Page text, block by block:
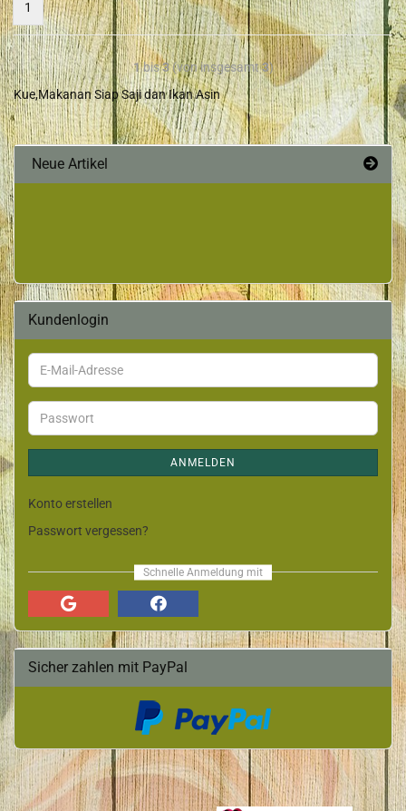
1
1bis3(von insgesamt3)
Kue,Makanan Siap Saji dan Ikan Asin
Neue Artikel
Kundenlogin
ANMELDEN
Konto erstellen
Passwort vergessen?
Schnelle Anmeldung mit
Sicher zahlen mit PayPal